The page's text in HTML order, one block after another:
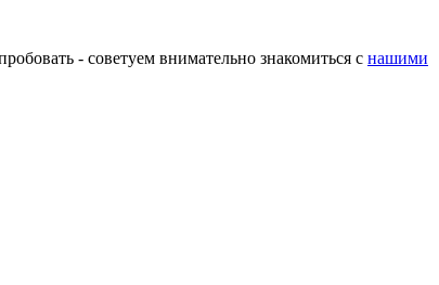
- советуем внимательно знакомиться с нашими